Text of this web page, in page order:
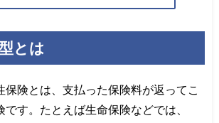
とは
保険とは、支払った保険料が返ってこ
です。たとえば生命保険などでは、